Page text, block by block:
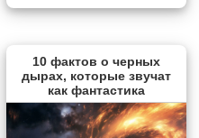
10 фактов о черных
дырах, которые звучат
как фантастика